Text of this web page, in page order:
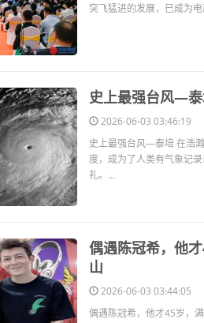
突飞猛进的发展，已成为
史上最强台风—
2026-06-03 03:46:19
史上最强台风—泰培 在浩
度，成为了人类有气象记
礼。...
偶遇陈冠希，他
山
2026-06-03 03:44:05
偶遇陈冠希，他才45岁，